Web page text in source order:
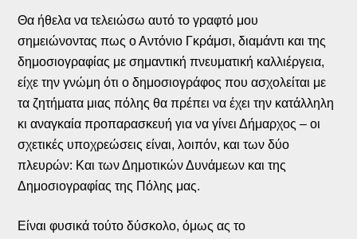
Θα ήθελα να τελειώσω αυτό το γραφτό μου
σημειώνοντας πως ο Αντόνιο Γκράμσι, διαμάντι και της
δημοσιογραφίας με σημαντική πνευματική καλλιέργεια,
είχε την γνώμη ότι ο δημοσιογράφος που ασχολείται με
τα ζητήματα μιας πόλης θα πρέπει να έχει την κατάλληλη
κι αναγκαία προπαρασκευή για να γίνει Δήμαρχος – οι
σχετικές υποχρεώσεις είναι, λοιπόν, και των δύο
πλευρών: Και των Δημοτικών Δυνάμεων και της
Δημοσιογραφίας της Πόλης μας.
Είναι φυσικά τούτο δύσκολο, όμως ας το